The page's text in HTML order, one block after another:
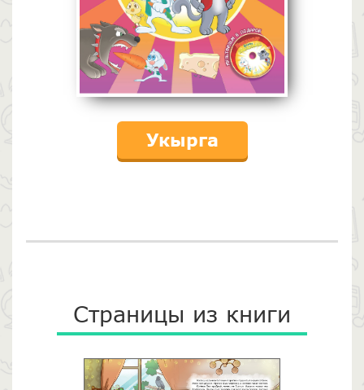
Укырга
Страницы из книги